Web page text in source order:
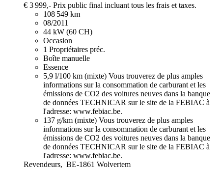
€ 3 999,- Prix public final incluant tous les frais et taxes.
108 549 km
08/2011
44 kW (60 CH)
Occasion
1 Propriétaires préc.
Boîte manuelle
Essence
5,9 l/100 km (mixte) Vous trouverez de plus amples
informations sur la consommation de carburant et les
émissions de CO2 des voitures neuves dans la banque
de données TECHNICAR sur le site de la FEBIAC à
l'adresse: www.febiac.be.
137 g/km (mixte) Vous trouverez de plus amples
informations sur la consommation de carburant et les
émissions de CO2 des voitures neuves dans la banque
de données TECHNICAR sur le site de la FEBIAC à
l'adresse: www.febiac.be.
Revendeurs, BE-1861 Wolvertem